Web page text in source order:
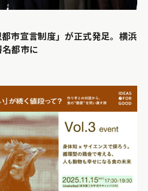
都市宣言制度」が正式発足。横浜
都市に